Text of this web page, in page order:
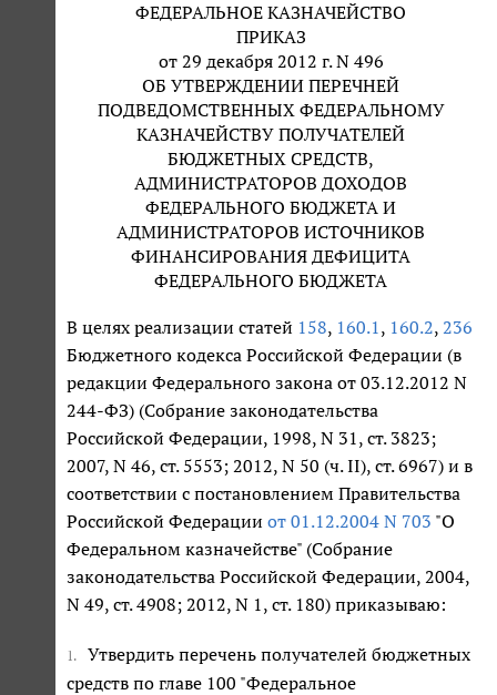
ФЕДЕРАЛЬНОЕ КАЗНАЧЕЙСТВО
ПРИКАЗ
от 29 декабря 2012 г. N 496
ОБ УТВЕРЖДЕНИИ ПЕРЕЧНЕЙ
ПОДВЕДОМСТВЕННЫХ ФЕДЕРАЛЬНОМУ
КАЗНАЧЕЙСТВУ ПОЛУЧАТЕЛЕЙ
БЮДЖЕТНЫХ СРЕДСТВ,
АДМИНИСТРАТОРОВ ДОХОДОВ
ФЕДЕРАЛЬНОГО БЮДЖЕТА И
АДМИНИСТРАТОРОВ ИСТОЧНИКОВ
ФИНАНСИРОВАНИЯ ДЕФИЦИТА
ФЕДЕРАЛЬНОГО БЮДЖЕТА
В целях реализации статей 158, 160.1 , 160.2, 236
Бюджетного кодекса Российской Федерации (в
редакции Федерального закона от 03.12.2012 N
244-ФЗ) (Собрание законодательства
Российской Федерации, 1998, N 31, ст. 3823;
2007, N 46, ст. 5553; 2012, N 50 (ч. II), ст. 6967) и в
соответствии с постановлением Правительства
Российской Федерации от 01.12.2004 N 703 "О
Федеральном казначействе" (Собрание
законодательства Российской Федерации, 2004,
N 49, ст. 4908; 2012, N 1, ст. 180) приказываю:
1.
Утвердить перечень получателей бюджетных
средств по главе 100 "Федеральное